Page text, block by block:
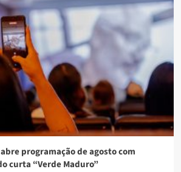
programação de agosto com
curta “Verde Maduro”